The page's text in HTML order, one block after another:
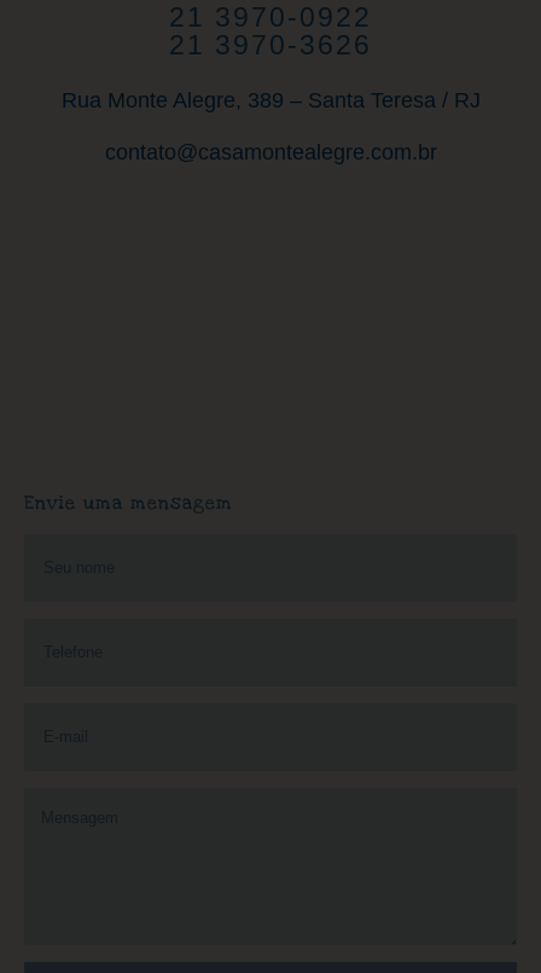
21 3970-0922
21 3970-3626
Rua Monte Alegre, 389 – Santa Teresa / RJ
contato@casamontealegre.com.br
Envie uma mensagem